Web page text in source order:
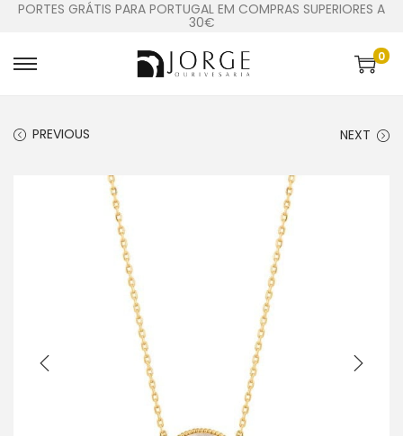
PORTES GRÁTIS PARA PORTUGAL EM COMPRAS SUPERIORES A
30€
0
PREVIOUS NEXT